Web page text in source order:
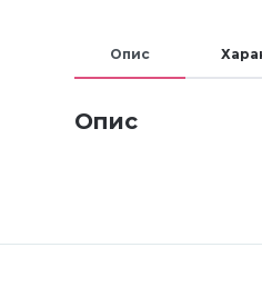
Опис
Опис